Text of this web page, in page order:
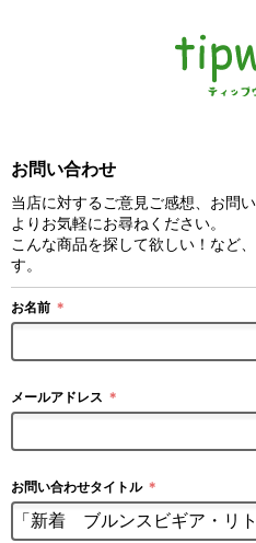
お問い合わせ
当店に対するご意見ご感想、お問
よりお気軽にお尋ねください。
こんな商品を探して欲しい！など
す。
お名前 ＊
メールアドレス ＊
お問い合わせタイトル ＊